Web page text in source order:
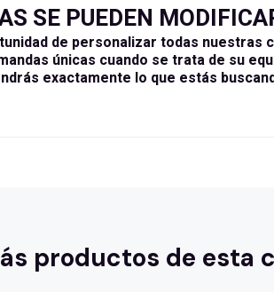
SE PUEDEN
de personalizar todas
únicas cuando se trata de su
exactamente lo que estás
productos de esta